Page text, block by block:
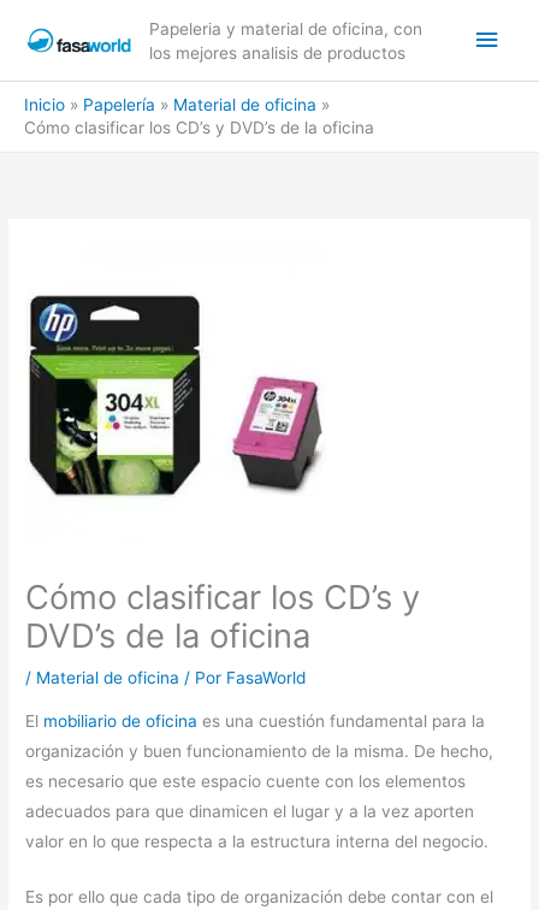
Papeleria y material de oficina, con
los mejores analisis de productos
Inicio Papelería
Material de oficina
Cómo clasificar los CD’s y DVD’s de la oficina
Cómo clasificar los CD’s y
DVD’s de la oficina
/ Material de oficina / Por FasaWorld
El mobiliario de oficina es una cuestión fundamental para la
organización y buen funcionamiento de la misma. De hecho,
es necesario que este espacio cuente con los elementos
adecuados para que dinamicen el lugar y a la vez aporten
valor en lo que respecta a la estructura interna del negocio.
Es por ello que cada tipo de organización debe contar con el